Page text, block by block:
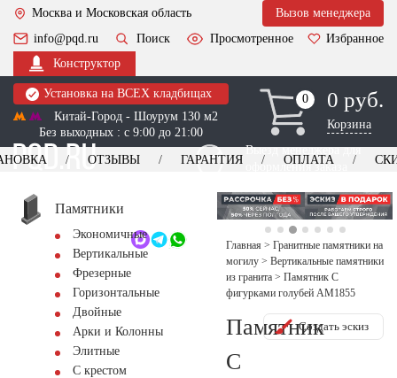
Москва и Московская область
Вызов менеджера
info@pqd.ru
Поиск Просмотренное
Избранное
Конструктор
Установка на ВСЕХ кладбищах
Китай-Город - Шоурум 130 м2
Без выходных : с 9:00 до 21:00
0
0 0 руб.
Корзина
Выезд менеджера для
оформления заказа
+7 (495) 518-44-23
Обратный звонок
ОТЗЫВЫ ГАРАНТИЯ ОПЛАТА
Памятники
Экономичные
Вертикальные
Фрезерные
Горизонтальные
Двойные
Арки и Колонны
Элитные
С крестом
Главная > Гранитные памятники на
могилу > Вертикальные памятники
из гранита > Памятник С
фигурками голубей AM1855
Памятник
С
Создать эскиз